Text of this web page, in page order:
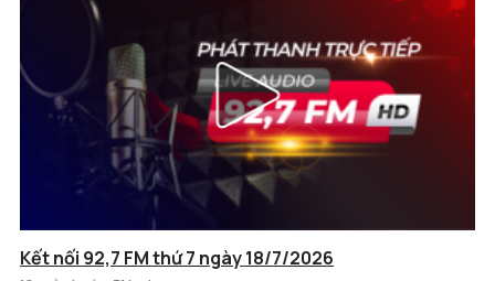
Kết nối 92,7 FM thứ 7 ngày 18/7/2026